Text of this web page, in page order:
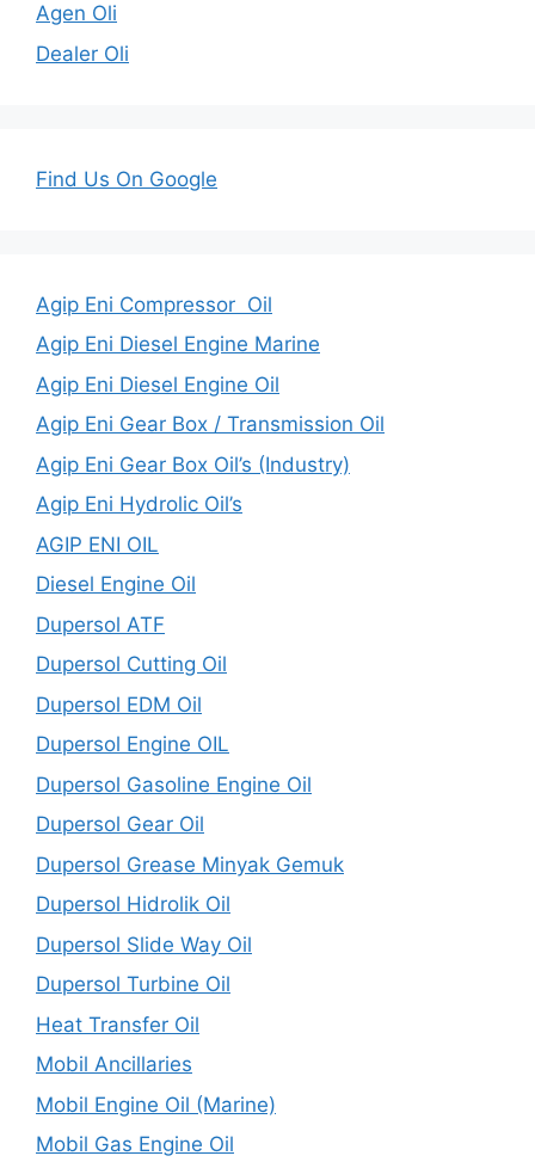
Agen Oli
Dealer Oli
Find Us On Google
Agip Eni Compressor Oil
Agip Eni Diesel Engine Marine
Agip Eni Diesel Engine Oil
Agip Eni Gear Box / Transmission Oil
Agip Eni Gear Box Oil’s (Industry)
Agip Eni Hydrolic Oil’s
AGIP ENI OIL
Diesel Engine Oil
Dupersol ATF
Dupersol Cutting Oil
Dupersol EDM Oil
Dupersol Engine OIL
Dupersol Gasoline Engine Oil
Dupersol Gear Oil
Dupersol Grease Minyak Gemuk
Dupersol Hidrolik Oil
Dupersol Slide Way Oil
Dupersol Turbine Oil
Heat Transfer Oil
Mobil Ancillaries
Mobil Engine Oil (Marine)
Mobil Gas Engine Oil